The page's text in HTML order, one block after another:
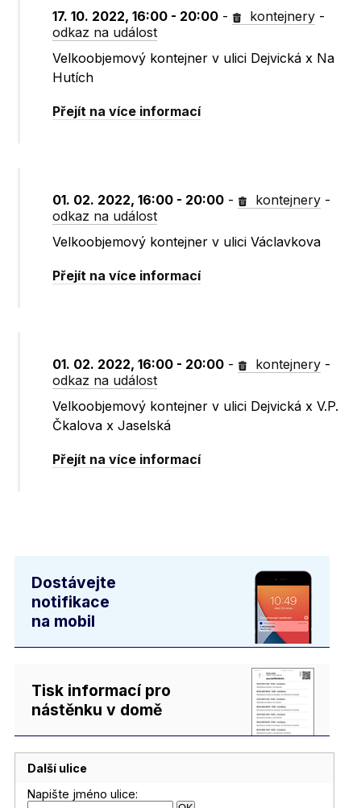
17. 10. 2022, 16:00 - 20:00 - kontejnery -
odkaz na událost
Velkoobjemový kontejner v ulici Dejvická x Na
Hutích
Přejít na více informací
01. 02. 2022, 16:00 - 20:00 - kontejnery -
odkaz na událost
Velkoobjemový kontejner v ulici Václavkova
Přejít na více informací
01. 02. 2022, 16:00 - 20:00 - kontejnery -
odkaz na událost
Velkoobjemový kontejner v ulici Dejvická x V.P.
Čkalova x Jaselská
Přejít na více informací
Dostávejte
notifikace
na mobil
Tisk informací pro
nástěnku v domě
Další ulice
Napište jméno ulice: